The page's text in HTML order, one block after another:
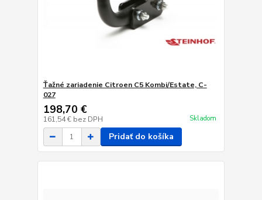
Ťažné zariadenie Citroen C5 Kombi/Estate, C-
027
198,70 €
161,54 € bez DPH Skladom
Pridať do košíka